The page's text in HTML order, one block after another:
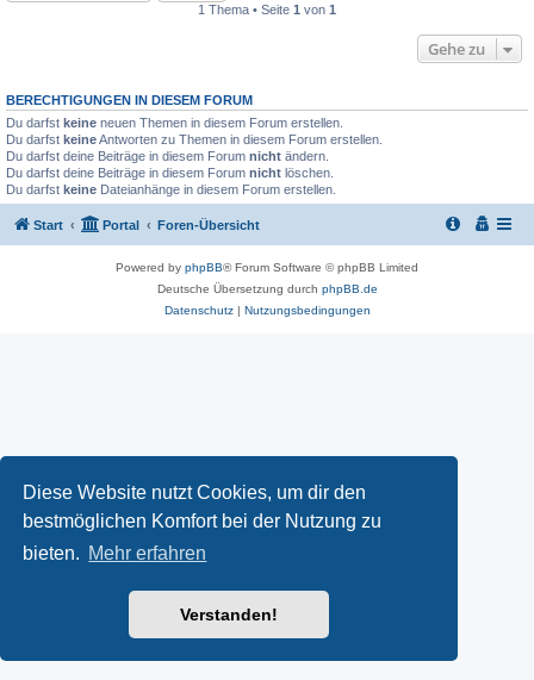
Diese Website nutzt Cookies, um dir den
bestmöglichen Komfort bei der Nutzung zu
bieten. Mehr erfahren
Verstanden!
1 Thema • Seite 1 von 1
Gehe zu
BERECHTIGUNGEN IN DIESEM FORUM
Du darfst keine neuen Themen in diesem Forum erstellen.
Du darfst keineAntworten zu Themen in diesem Forum erstellen.
Du darfst deine Beiträge in diesem Forum nicht ändern.
Du darfst deine Beiträge in diesem Forum nicht löschen.
Du darfst keine Dateianhänge in diesem Forum erstellen.
Start Portal Foren-Übersicht
Powered by phpBB® Forum Software © phpBB Limited
Deutsche Übersetzung durch phpBB.de
Datenschutz| Nutzungsbedingungen